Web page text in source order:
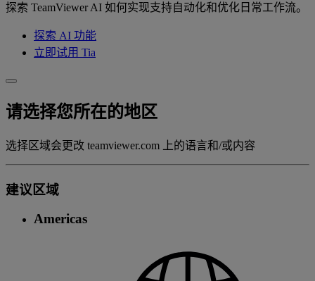
探索 TeamViewer AI 如何实现支持自动化和优化日常工作流。
探索 AI 功能
立即试用 Tia
请选择您所在的地区
选择区域会更改 teamviewer.com 上的语言和/或内容
建议区域
Americas